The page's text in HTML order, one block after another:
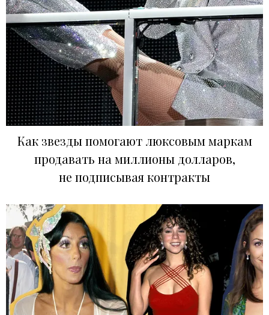
Как звезды помогают люксовым маркам
продавать на миллионы долларов,
не подписывая контракты